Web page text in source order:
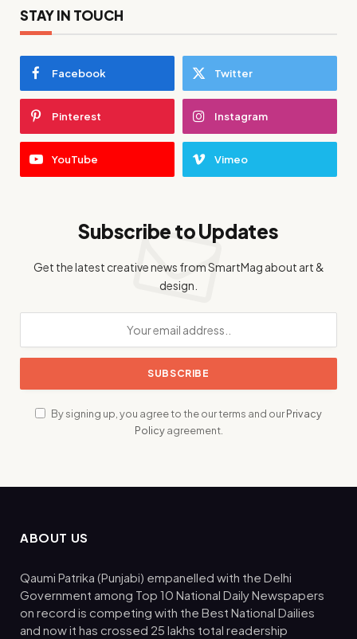
STAY IN TOUCH
Facebook Twitter
Pinterest Instagram
YouTube Vimeo
Subscribe to Updates
Get the latest creative news from SmartMag about art &
design.
By signing up, you agree to the our terms and ourPrivacy
Policyagreement.
ABOUT US
Qaumi Patrika (Punjabi) empanelled with the Delhi
Government among Top 10 National Daily Newspapers
on record is competing with the Best National Dailies
and now it has crossed 25 lakhs total readership